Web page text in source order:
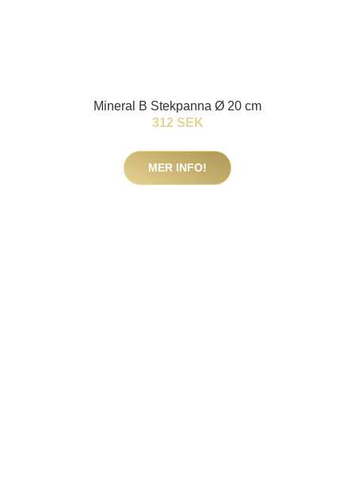
Mineral B Stekpanna Ø 20 cm
312 SEK
MER INFO!